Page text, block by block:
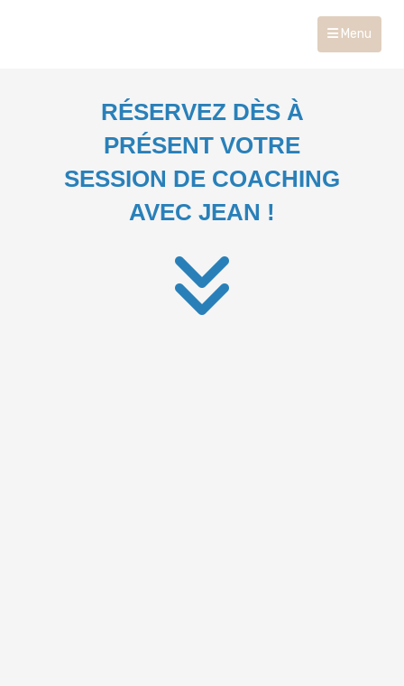
Menu
RÉSERVEZ DÈS À
PRÉSENT VOTRE
SESSION DE COACHING
AVEC JEAN !